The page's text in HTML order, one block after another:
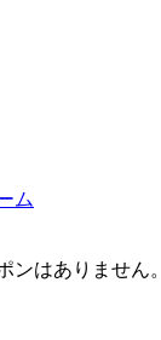
ム
ンはありません。